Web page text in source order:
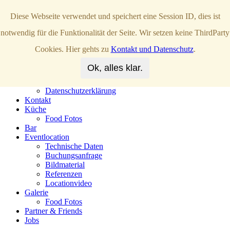
Das Oxymoron
Datenschutzerklärung
Kontakt
Küche
Food Fotos
Bar
Eventlocation
Technische Daten
Buchungsanfrage
Bildmaterial
Referenzen
Locationvideo
Galerie
Food Fotos
Partner & Friends
Jobs
Diese Webseite verwendet und speichert eine Session ID, dies ist
notwendig für die Funktionalität der Seite. Wir setzen keine ThirdParty
Cookies. Hier gehts zu Kontakt und Datenschutz.
Ok, alles klar.